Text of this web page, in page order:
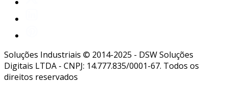
Soluções Industriais © 2014-2025 - DSW Soluções
Digitais LTDA - CNPJ: 14.777.835/0001-67. Todos os
direitos reservados